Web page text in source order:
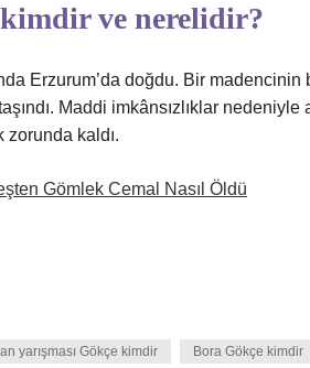
ve nerelidir?
Erzurum’da doğdu. Bir
Maddi imkânsızlıklar nedeniyle
zorunda kaldı.
Gömlek Cemal Nasıl Öldü
yarışması Gökçe kimdir Bora Gökçe kimdir